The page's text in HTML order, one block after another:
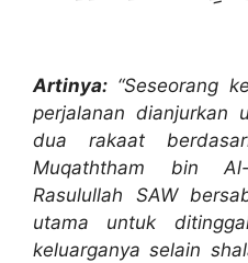
Artinya: “Seseorang
perjalanan dianjurkan
dua rakaat
Muqaththam bin
Rasulullah SAW
utama untuk
keluarganya selain